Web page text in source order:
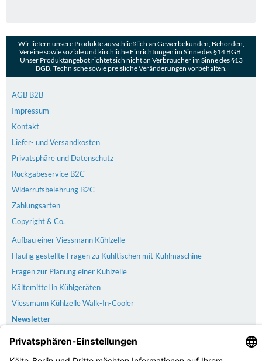
Wir liefern unsere Produkte ausschließlich an Gewerbekunden, Behörden,
Vereine sowie soziale und kirchliche Einrichtungen im Sinne des §14 BGB.
Unser Produktangebot richtet sich nicht an Verbraucher im Sinne des §13
BGB. Technische sowie preisliche Veränderungen vorbehalten.
AGB B2B
Impressum
Kontakt
Liefer- und Versandkosten
Privatsphäre und Datenschutz
Rückgabeservice B2C
Widerrufsbelehrung B2C
Zahlungsarten
Copyright & Co.
Aufbau einer Viessmann Kühlzelle
Häufig gestellte Fragen zu Kühltischen mit Kühlmaschine
Fragen zur Planung einer Kühlzelle
Kältemittel in Kühlgeräten
Viessmann Kühlzelle Walk-In-Cooler
Newsletter
Versand
Der Versand erfolgt kostenlos & versichert ab 100€ Bestellwert